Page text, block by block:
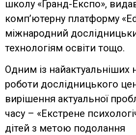
школу «Гранд-Експо»,
комп’ютерну платформу
міжнародний
технологіям освіти тощо.
Одним із найактуальніших
роботи дослідницького
вирішення актуальної
часу – «Екстрене
дітей з метою подолання